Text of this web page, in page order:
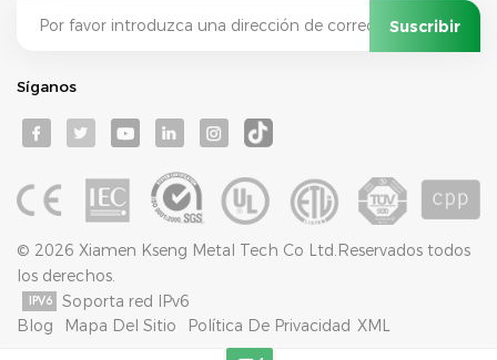
Síganos
© 2026 Xiamen Kseng Metal Tech Co Ltd.Reservados todos
los derechos.
Soporta red IPv6
Blog
Mapa Del Sitio Política De Privacidad XML